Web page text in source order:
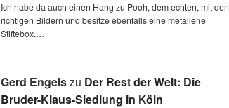
Ich habe da auch einen Hang zu Pooh, dem echten, mit den
richtigen Bildern und besitze ebenfalls eine metallene
Stiftebox.…
Gerd Engelszu Der Rest der Welt: Die
Bruder-Klaus-Siedlung in Köln